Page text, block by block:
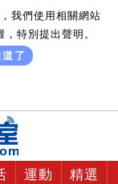
我們使用相關網站
特別提出聲明。
了
運動 精選